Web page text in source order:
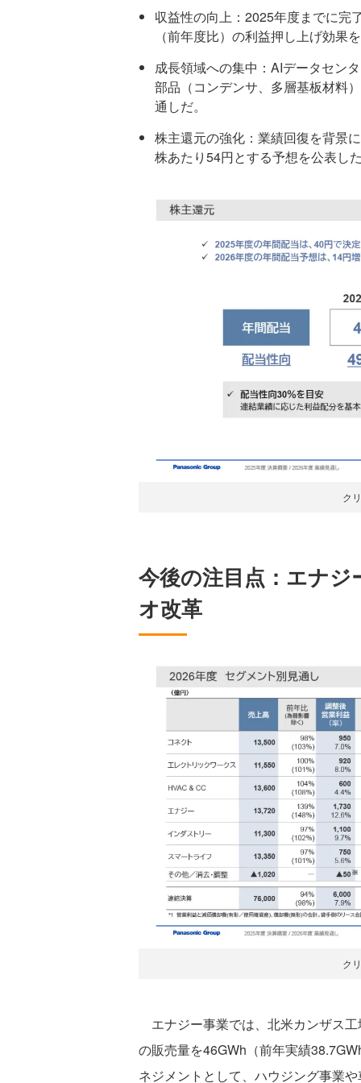
収益性の向上：2025年度までに完
（前年度比）の利益押し上げ効果
成長領域への集中：AIデータセン
部品（コンデンサ、多層基板材料
通しだ。
株主還元の強化：業績回復を背景
株あたり54円とする予想を公表し
ク
今後の注目点：エナ
オ改革
ク
エナジー事業では、北米カンザス
の販売量を46GWh（前年実績
ネジメントとして、ハウジング事業